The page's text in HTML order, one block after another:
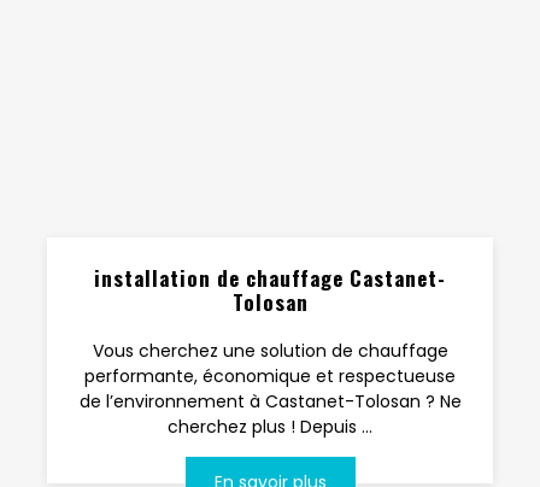
installation de chauffage Castanet-
Tolosan
Vous cherchez une solution de chauffage
performante, économique et respectueuse
de l’environnement à Castanet-Tolosan ? Ne
cherchez plus ! Depuis ...